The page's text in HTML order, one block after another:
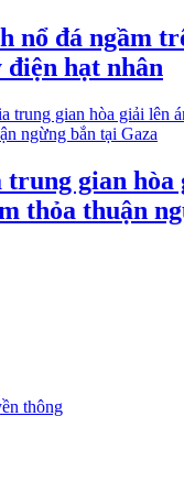
nổ đá ngầm
điện hạt nhân
trung gian hòa
thỏa thuận
thông